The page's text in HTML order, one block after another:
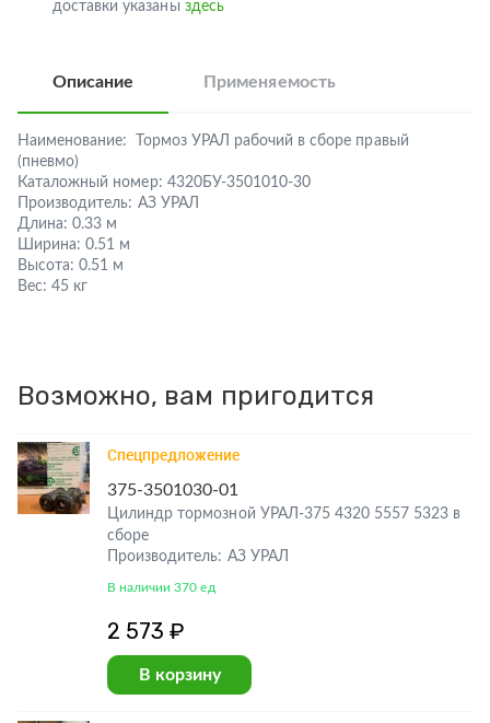
доставки указаны здесь
Описание Применяемость
Наименование:
Тормоз УРАЛ рабочий в сборе правый
(пневмо)
Каталожный номер: 4320БУ-3501010-30
Производитель: АЗ УРАЛ
Длина: 0.33 м
Ширина: 0.51 м
Высота: 0.51 м
Вес: 45 кг
Возможно, вам пригодится
Спецпредложение
375-3501030-01
Цилиндр тормозной УРАЛ-375 4320 5557 5323 в
сборе
Производитель: АЗ УРАЛ
В наличии 370 ед
2 573 ₽
В корзину